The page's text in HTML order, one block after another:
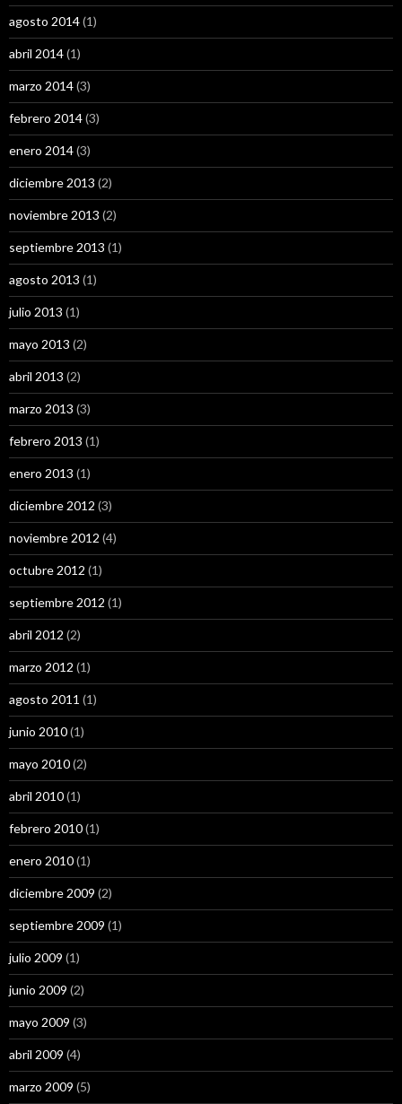
agosto 2014(1)
abril 2014(1)
marzo 2014(3)
febrero 2014(3)
enero 2014(3)
diciembre 2013 (2)
noviembre 2013 (2)
septiembre 2013 (1)
agosto 2013 (1)
julio 2013 (1)
mayo 2013 (2)
abril 2013 (2)
marzo 2013 (3)
febrero 2013 (1)
enero 2013 (1)
diciembre 2012 (3)
noviembre 2012 (4)
octubre 2012 (1)
septiembre 2012 (1)
abril 2012 (2)
marzo 2012 (1)
agosto 2011 (1)
junio 2010(1)
mayo 2010(2)
abril 2010(1)
febrero 2010(1)
enero 2010(1)
diciembre 2009 (2)
septiembre 2009 (1)
julio 2009 (1)
junio 2009 (2)
mayo 2009 (3)
abril 2009 (4)
marzo 2009 (5)